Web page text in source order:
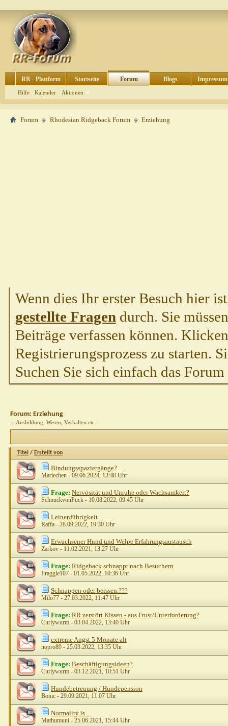
RR - Plattform Startseite Forum
Hilfe Kalender Aktionen
Blogs Impressum
Forum Rhodesian Ridgeback Forum Erziehung
Wenn dies Ihr erster Besuch hier
gestellte Fragen durch. Sie
Beiträge verfassen können.
Registrierungsprozess zu starten.
Suchen Sie sich einfach das
Forum: Erziehung
... Ausbildung, Wesen, Verhalten etc.
Titel / Erstellt von
Bindungsspaziergänge?
Mariechen - 09.06.2024, 13:48 Uhr
Frage: Nervösität und Unruhe oder Wachsamkeit?
SchnuckvonPuck - 10.08.2022, 09:45 Uhr
Leinenführigkeit
Raffa - 28.09.2022, 19:30 Uhr
Erwachsener Hund und Welpe Erfahrungsaustausch
Zarkov - 11.02.2021, 13:27 Uhr
Frage: Ridgeback schnappt nach Besuchern
Fraggle107 - 01.05.2022, 10:36 Uhr
Schnappen oder beissen.???
Milo77 - 27.03.2022, 11:47 Uhr
Frage: RR zerstört Kissen - aus Frust/Unterforderung?
Curlywurm - 03.04.2022, 13:40 Uhr
extreme Angst 5 Monate alt
nopro89 - 25.03.2022, 13:35 Uhr
Frage: Beschäftigungsideen?
Curlywurm - 03.12.2021, 10:51 Uhr
Hundebetreuung / Hundepension
Bonic - 29.09.2021, 11:07 Uhr
Normality is...
Mathumuni - 25.06.2021, 15:44 Uhr